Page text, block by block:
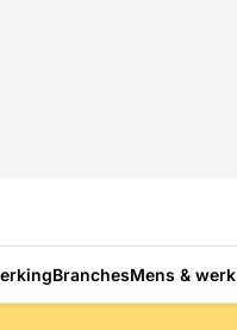
BranchesMens & werk